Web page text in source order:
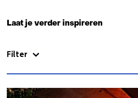
op)
Laat je verder inspireren
Filter
1928